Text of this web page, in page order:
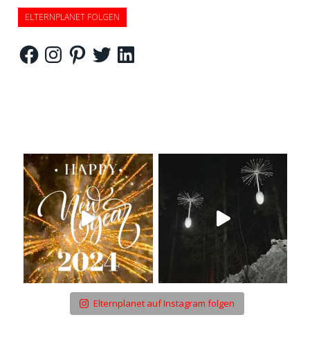
ELTERNPLANET FOLGEN
FacebookInstagramPinterestTwitterLinkedIn
Elternplanet auf Instagram folgen